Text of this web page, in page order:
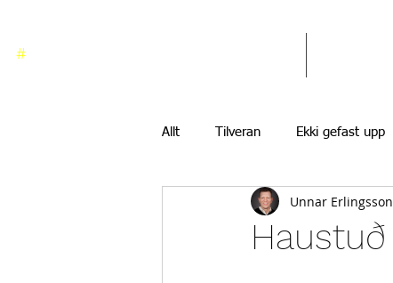
#
Allt Tilveran Ekki gefast upp
Haustuð
Unnar Erlingsson